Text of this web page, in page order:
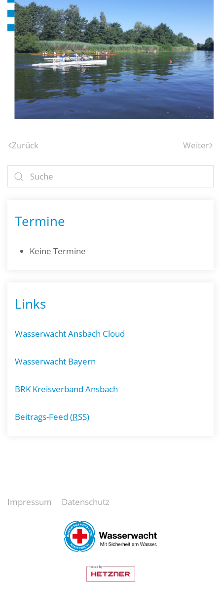
Zurück Weiter
Termine
Keine Termine
Links
Wasserwacht Ansbach Cloud
Wasserwacht Bayern
BRK Kreisverband Ansbach
Beitrags-Feed (RSS)
Impressum Datenschutz